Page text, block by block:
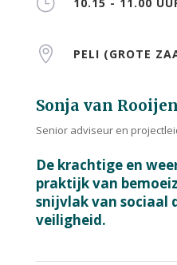
 PELI (GROTE
Sonja van
Senior adviseur en
De krachtige en
praktijk van
snijvlak van sociaal
veiligheid.